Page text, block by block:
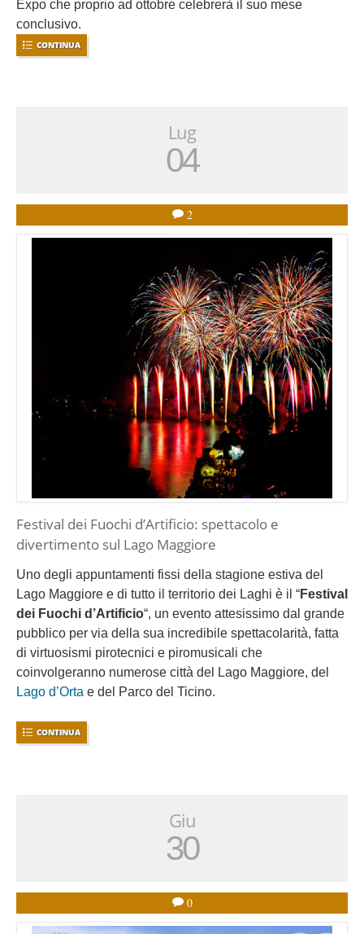
Expo che proprio ad ottobre celebrerà il suo mese
conclusivo.
CONTINUA
Lug
04
2
Festival dei Fuochi d’Artificio: spettacolo e
divertimento sul Lago Maggiore
Uno degli appuntamenti fissi della stagione estiva del
Lago Maggiore e di tutto il territorio dei Laghi è il “Festival
dei Fuochi d’Artificio“, un evento attesissimo dal grande
pubblico per via della sua incredibile spettacolarità, fatta
di virtuosismi pirotecnici e piromusicali che
coinvolgeranno numerose città del Lago Maggiore, del
Lago d’Orta e del Parco del Ticino.
CONTINUA
Giu
30
0